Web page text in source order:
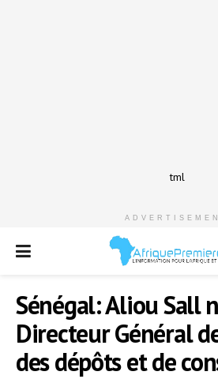
tml
Sénégal: Aliou Sall
Directeur Général
des dépôts et de